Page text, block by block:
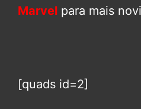
Marvel para mais
[quads id=2]